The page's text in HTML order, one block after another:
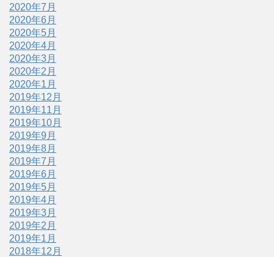
2020年7月
2020年6月
2020年5月
2020年4月
2020年3月
2020年2月
2020年1月
2019年12月
2019年11月
2019年10月
2019年9月
2019年8月
2019年7月
2019年6月
2019年5月
2019年4月
2019年3月
2019年2月
2019年1月
2018年12月